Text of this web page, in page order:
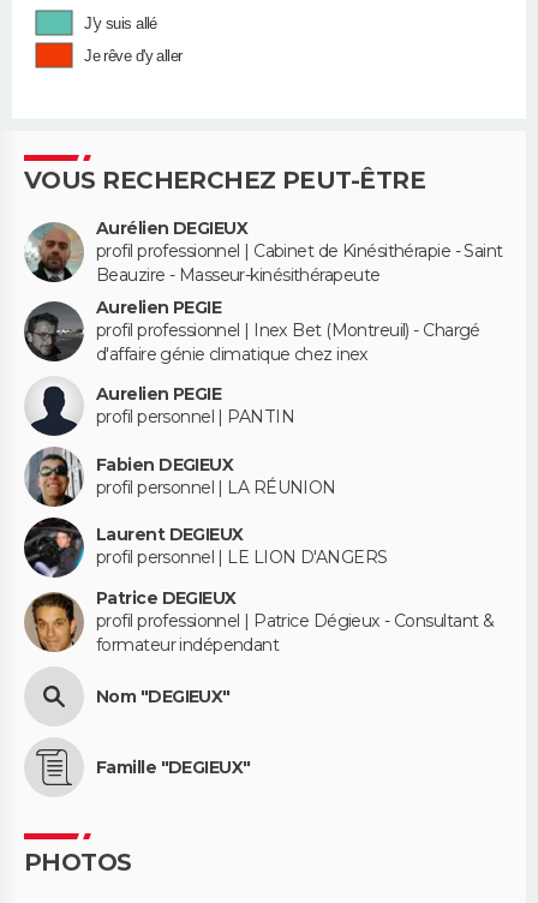
J'y suis allé
Je rêve d'y aller
VOUS RECHERCHEZ PEUT-ÊTRE
Aurélien DEGIEUX
profil professionnel | Cabinet de Kinésithérapie - Saint
Beauzire - Masseur-kinésithérapeute
Aurelien PEGIE
profil professionnel | Inex Bet (Montreuil) - Chargé
d'affaire génie climatique chez inex
Aurelien PEGIE
profil personnel | PANTIN
Fabien DEGIEUX
profil personnel | LA RÉUNION
Laurent DEGIEUX
profil personnel | LE LION D'ANGERS
Patrice DEGIEUX
profil professionnel | Patrice Dégieux - Consultant &
formateur indépendant
Nom "DEGIEUX"
Famille "DEGIEUX"
PHOTOS